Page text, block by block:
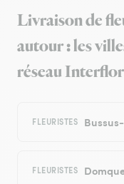
Livraison de
autour : les
réseau
FLEURISTES
FLEURISTES